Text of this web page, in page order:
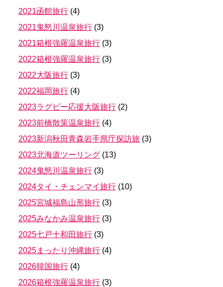
2021函館旅行 (4)
2021鬼怒川温泉旅行 (3)
2021箱根強羅温泉旅行 (3)
2022箱根強羅温泉旅行 (3)
2022大阪旅行 (3)
2022福岡旅行 (4)
2023ラグビー応援大阪旅行 (2)
2023前橋散策温泉旅行 (4)
2023新潟秋田青森岩手県庁探訪旅 (3)
2023北海道ツーリング (13)
2024鬼怒川温泉旅行 (3)
2024タイ・チェンマイ旅行 (10)
2025宮城福島山形旅行 (3)
2025みなかみ温泉旅行 (3)
2025七戸十和田旅行 (3)
2025まったり沖縄旅行 (4)
2026韓国旅行 (4)
2026箱根強羅温泉旅行 (3)